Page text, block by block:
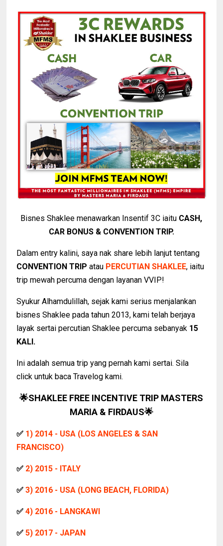
Bisnes Shaklee menawarkan Insentif 3C iaitu CASH,
CAR BONUS & CONVENTION TRIP.
Dalam entry kalini, saya nak share lebih lanjut tentang
CONVENTION TRIP atau PERCUTIAN SHAKLEE, iaitu
trip mewah percuma dengan layanan VVIP!
Syukur Alhamdulillah, sejak kami serius menjalankan
bisnes Shaklee pada tahun 2013, kami telah berjaya
layak sertai percutian Shaklee percuma sebanyak 15
KALI.
Ini adalah semua trip yang pernah kami sertai. Sila
click untuk baca Travelog kami.
🌟SHAKLEE FREE INCENTIVE TRIP MASTERS
MARIA & FIRDAUS🌟
✅ 1) 2014 - USA (LOS ANGELES & SAN
FRANCISCO)
✅ 2) 2015 - ITALY
✅3) 2016 - USA (LONG BEACH, FLORIDA)
✅4) 2016 - LANGKAWI
✅5) 2017 - JAPAN